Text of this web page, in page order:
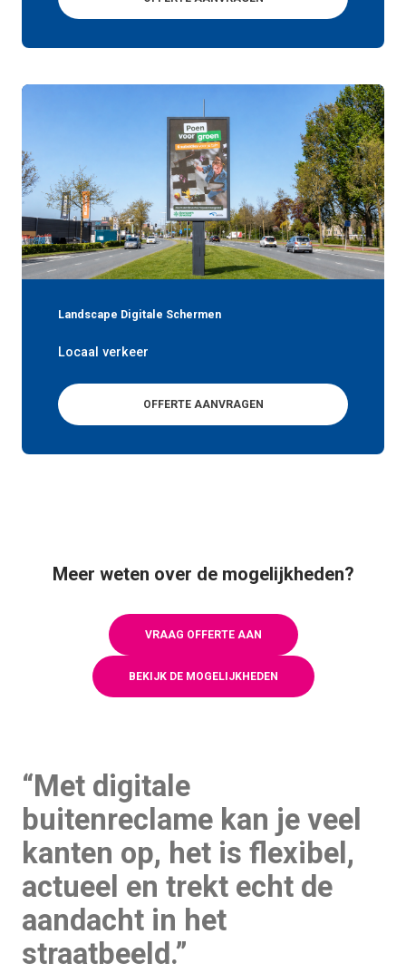
Landscape Digitale Schermen
Locaal verkeer
OFFERTE AANVRAGEN
Meer weten over de mogelijkheden?
VRAAG OFFERTE AAN
BEKIJK DE MOGELIJKHEDEN
“Met digitale
buitenreclame kan je veel
kanten op, het is flexibel,
actueel en trekt echt de
aandacht in het
straatbeeld.”